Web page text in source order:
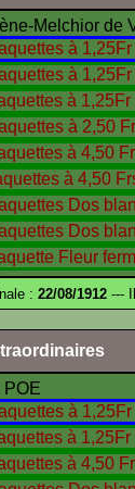
Melchior de
: 22/08/1912 ---
POE